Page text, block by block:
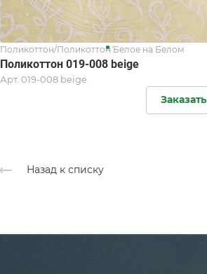
Поликоттон/Поликоттон Белое на Белом
Поликоттон 019-008 beige
Арт. 019-008 beige
Заказать
Назад к списку